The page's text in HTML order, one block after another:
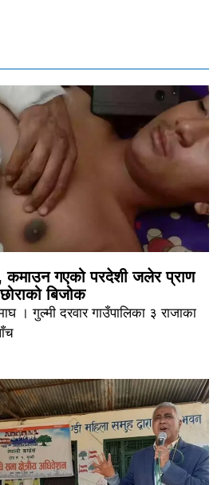
कमाउन गएको परदेशी जलेर प्राण
बिजोक
। गुल्मी दरवार गाउँपालिका ३ राजाका